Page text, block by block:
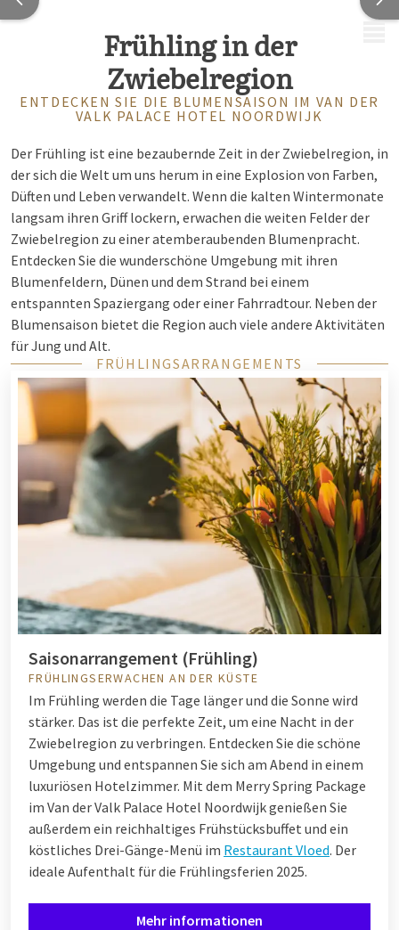
Frühling in der
Zwiebelregion
ENTDECKEN SIE DIE BLUMENSAISON IM VAN DER
VALK PALACE HOTEL NOORDWIJK
Der Frühling ist eine bezaubernde Zeit in der Zwiebelregion, in
der sich die Welt um uns herum in eine Explosion von Farben,
Düften und Leben verwandelt. Wenn die kalten Wintermonate
langsam ihren Griff lockern, erwachen die weiten Felder der
Zwiebelregion zu einer atemberaubenden Blumenpracht.
Entdecken Sie die wunderschöne Umgebung mit ihren
Blumenfeldern, Dünen und dem Strand bei einem
entspannten Spaziergang oder einer Fahrradtour. Neben der
Blumensaison bietet die Region auch viele andere Aktivitäten
für Jung und Alt.
FRÜHLINGSARRANGEMENTS
Saisonarrangement (Frühling)
FRÜHLINGSERWACHEN AN DER KÜSTE
Im Frühling werden die Tage länger und die Sonne wird
stärker. Das ist die perfekte Zeit, um eine Nacht in der
Zwiebelregion zu verbringen. Entdecken Sie die schöne
Umgebung und entspannen Sie sich am Abend in einem
luxuriösen Hotelzimmer. Mit dem Merry Spring Package
im Van der Valk Palace Hotel Noordwijk genießen Sie
außerdem ein reichhaltiges Frühstücksbuffet und ein
köstliches Drei-Gänge-Menü im Restaurant Vloed. Der
ideale Aufenthalt für die Frühlingsferien 2025.
Mehr informationen